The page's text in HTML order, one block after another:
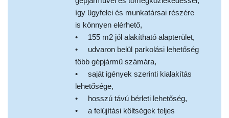
így ügyfelei és munkatársai részére
is könnyen elérhető,
• 155 m2 jól alakítható alapterület,
• udvaron belül parkolási lehetőség
több gépjármű számára,
• saját igények szerinti kialakítás
lehetősége,
• hosszú távú bérleti lehetőség,
• a felújítási költségek teljes